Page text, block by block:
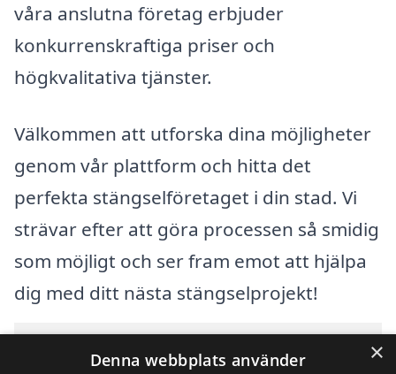
våra anslutna företag erbjuder
konkurrenskraftiga priser och
högkvalitativa tjänster.
Välkommen att utforska dina möjligheter
genom vår plattform och hitta det
perfekta stängselföretaget i din stad. Vi
strävar efter att göra processen så smidig
som möjligt och ser fram emot att hjälpa
dig med ditt nästa stängselprojekt!
×
Denna webbplats använder